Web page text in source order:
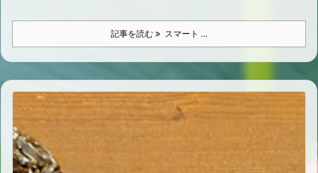
記事を読む スマート ...